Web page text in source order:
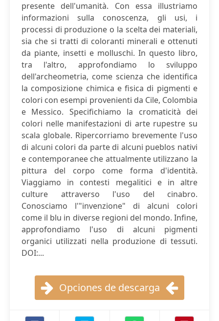
presente dell'umanità. Con essa illustriamo
informazioni sulla conoscenza, gli usi, i
processi di produzione o la scelta dei materiali,
sia che si tratti di coloranti minerali e ottenuti
da piante, insetti e molluschi. In questo libro,
tra l'altro, approfondiamo lo sviluppo
dell'archeometria, come scienza che identifica
la composizione chimica e fisica di pigmenti e
colori con esempi provenienti da Cile, Colombia
e Messico. Specifichiamo la cromaticità dei
colori nelle manifestazioni di arte rupestre su
scala globale. Ripercorriamo brevemente l'uso
di alcuni colori da parte di alcuni pueblos nativi
e contemporanee che attualmente utilizzano la
pittura del corpo come forma d'identità.
Viaggiamo in contesti megalitici e in altre
culture attraverso l'uso del cinabro.
Conosciamo l'"invenzione" di alcuni colori
come il blu in diverse regioni del mondo. Infine,
approfondiamo l'uso di alcuni pigmenti
organici utilizzati nella produzione di tessuti.
DOI:...
Opciones de descarga